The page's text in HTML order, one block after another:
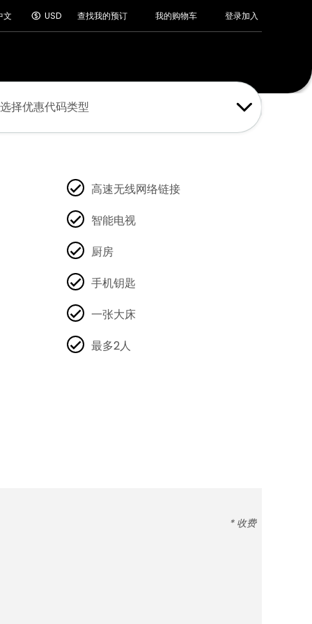
文 USD 查找我的预订 我的购物车 登录加入
选择优惠代码类型
高速无线网络链接
智能电视
厨房
手机钥匙
一张大床
最多2人
* 收费